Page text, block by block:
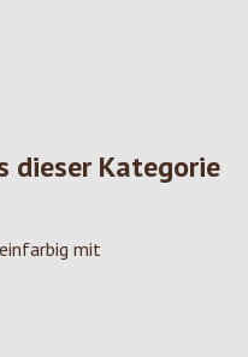
dieser Kategorie